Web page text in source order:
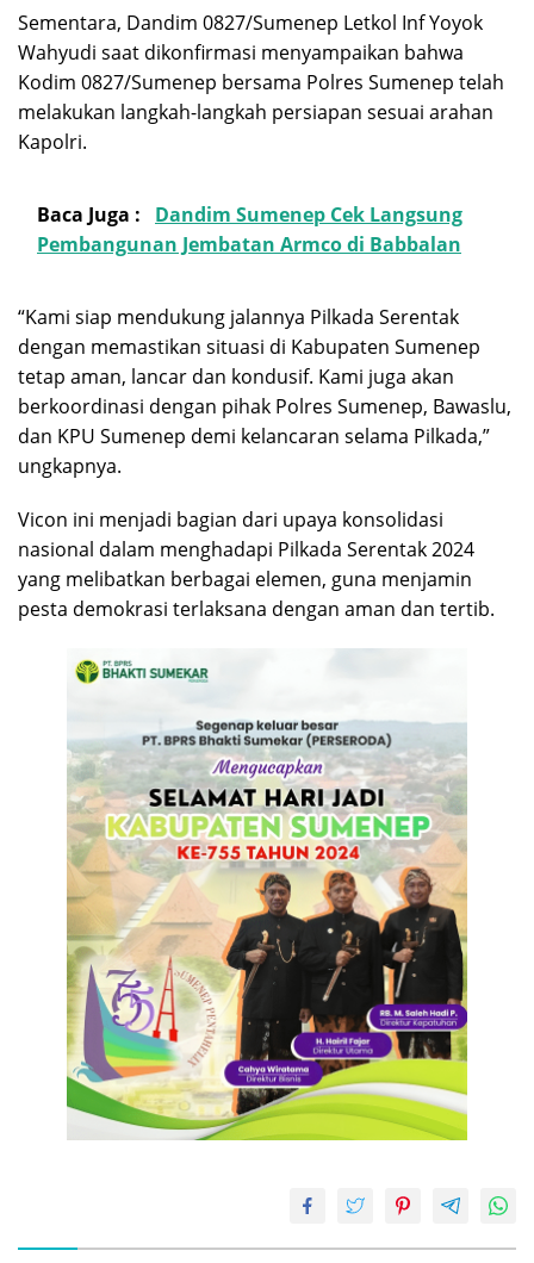
Sementara, Dandim 0827/Sumenep Letkol Inf Yoyok
Wahyudi saat dikonfirmasi menyampaikan bahwa
Kodim 0827/Sumenep bersama Polres Sumenep telah
melakukan langkah-langkah persiapan sesuai arahan
Kapolri.
Baca Juga :
Dandim Sumenep Cek Langsung
Pembangunan Jembatan Armco di Babbalan
“Kami siap mendukung jalannya Pilkada Serentak
dengan memastikan situasi di Kabupaten Sumenep
tetap aman, lancar dan kondusif. Kami juga akan
berkoordinasi dengan pihak Polres Sumenep, Bawaslu,
dan KPU Sumenep demi kelancaran selama Pilkada,”
ungkapnya.
Vicon ini menjadi bagian dari upaya konsolidasi
nasional dalam menghadapi Pilkada Serentak 2024
yang melibatkan berbagai elemen, guna menjamin
pesta demokrasi terlaksana dengan aman dan tertib.